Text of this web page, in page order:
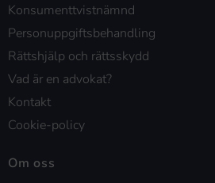
Konsumenttvistnämnd
Personuppgiftsbehandling
Rättshjälp och rättsskydd
Vad är en advokat?
Kontakt
Cookie-policy
Om oss